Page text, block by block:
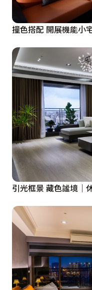
空間簡介：
B 濕廚房
C 餐廳（改為中島櫃
D 客廳
E 小孩房
F 臥房A（改為多用途
G 臥房B（改為更衣
H 主臥室
4.設計重點：
A 玄關：原始設計玄
些缺點，就是沿著餐
設計不連貫，櫃體收
口感覺狹小與用餐區
B 濕廚房：原始設計
封閉。我們結合原始
撞色搭配 開展機能
引光框景 藏色謐境｜